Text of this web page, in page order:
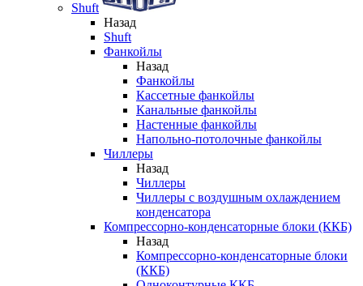
Shuft
Назад
Shuft
Фанкойлы
Назад
Фанкойлы
Кассетные фанкойлы
Канальные фанкойлы
Настенные фанкойлы
Напольно-потолочные фанкойлы
Чиллеры
Назад
Чиллеры
Чиллеры с воздушным охлаждением
конденсатора
Компрессорно-конденсаторные блоки (ККБ)
Назад
Компрессорно-конденсаторные блоки
(ККБ)